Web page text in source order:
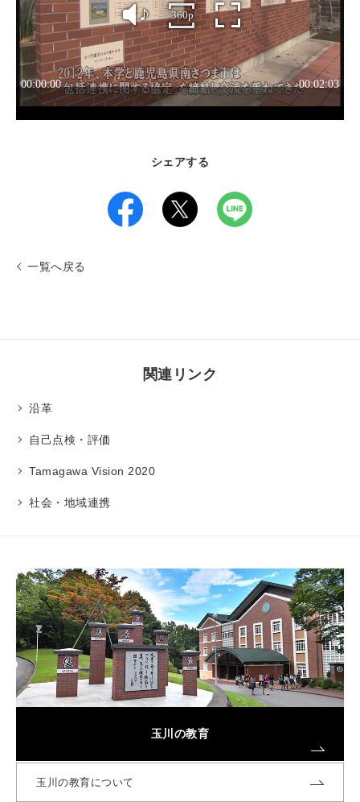
シェアする
一覧へ戻る
関連リンク
沿革
自己点検・評価
Tamagawa Vision 2020
社会・地域連携
玉川の教育
玉川の教育について